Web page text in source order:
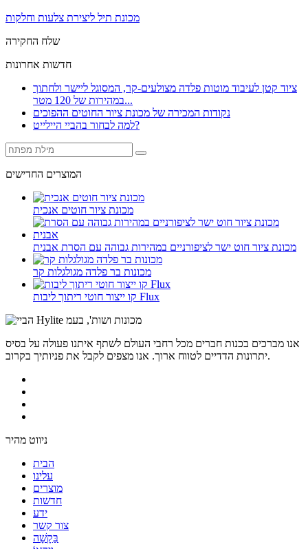
מכונת תיל ליצירת צלעות וחלקות
שלח החקירה
חדשות אחרונות
ציוד קטן לעיבוד מוטות פלדה מצולעים-קר, המסוגל ליישר ולחתוך
במהירות של 120 מטר...
נקודות המכירה של מכונת ציור החוטים ההפוכים
למה לבחור בהביי היילייט?
המוצרים החדישים
מכונת ציור חוטים אנכית
מכונת ציור חוט ישר לציפורניים במהירות גבוהה עם הסרת אבנית
מכונות בר פלדה מגולגלות קר
קו ייצור חוטי ריתוך ליבות Flux
אנו מברכים בכנות חברים מכל רחבי העולם לשתף איתנו פעולה על בסיס
יתרונות הדדיים לטווח ארוך. אנו מצפים לקבל את פניותיך בקרוב.
ניווט מהיר
הבית
עלינו
מוצרים
חדשות
ידע
צור קשר
בַּקָשָׁה